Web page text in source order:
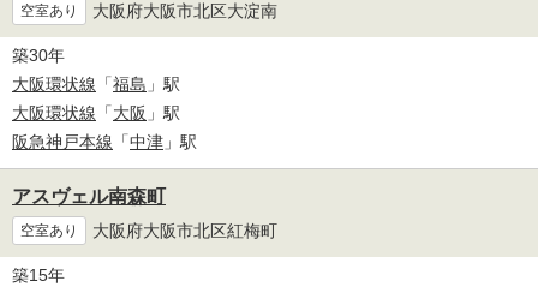
空室あり 大阪府大阪市北区大淀南
築30年
大阪環状線 「福島 」駅
大阪環状線 「大阪 」駅
阪急神戸本線 「中津 」駅
アスヴェル南森町
空室あり 大阪府大阪市北区紅梅町
築15年